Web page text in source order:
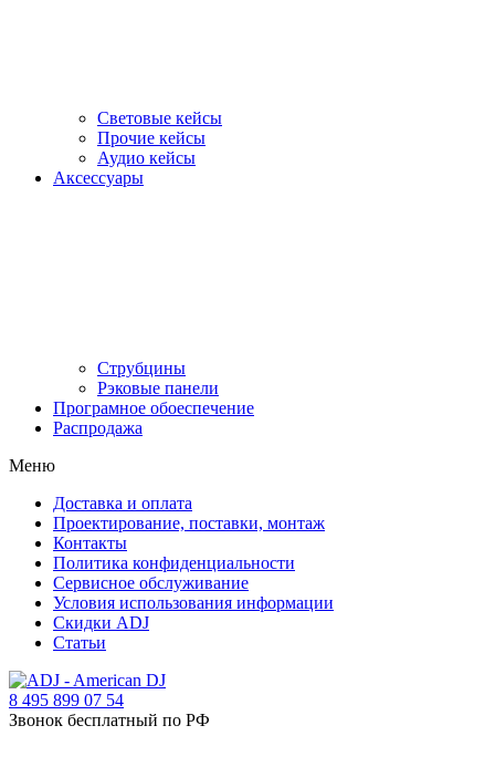
Световые кейсы
Прочие кейсы
Аудио кейсы
Аксессуары
Струбцины
Рэковые панели
Програмное обоеспечение
Распродажа
Меню
Доставка и оплата
Проектирование, поставки, монтаж
Контакты
Политика конфиденциальности
Сервисное обслуживание
Условия использования информации
Скидки ADJ
Статьи
8 495 899 07 54
Звонок бесплатный по РФ